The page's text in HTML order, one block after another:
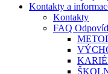
Kontakty a
Kontakty
FAQ